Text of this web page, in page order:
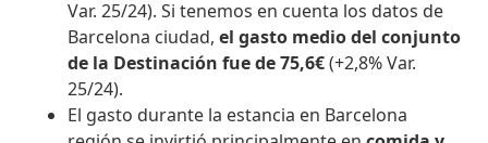
Var. 25/24). Si tenemos en cuenta los datos de
Barcelona ciudad,el gasto medio del conjunto
de la Destinación fue de 75,6€(+2,8% Var.
25/24).
El gasto durante la estancia en Barcelona